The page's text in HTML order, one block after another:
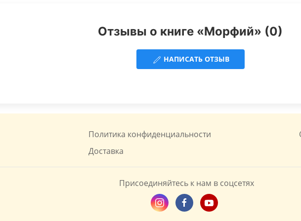
Отзывы о книге «Морфий» (0)
НАПИСАТЬ ОТЗЫВ
Политика конфиденциальности
Доставка
Присоединяйтесь к нам в соцсетях